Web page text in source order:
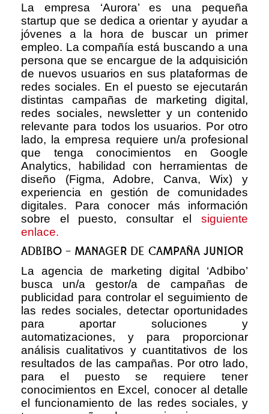
La empresa ‘Aurora’ es una pequeña
startup que se dedica a orientar y ayudar a
jóvenes a la hora de buscar un primer
empleo. La compañía está buscando a una
persona que se encargue de la adquisición
de nuevos usuarios en sus plataformas de
redes sociales. En el puesto se ejecutarán
distintas campañas de marketing digital,
redes sociales, newsletter y un contenido
relevante para todos los usuarios. Por otro
lado, la empresa requiere un/a profesional
que tenga conocimientos en Google
Analytics, habilidad con herramientas de
diseño (Figma, Adobre, Canva, Wix) y
experiencia en gestión de comunidades
digitales. Para conocer más información
sobre el puesto, consultar el siguiente
enlace.
ADBIBO – MANAGER DE CAMPAÑA JUNIOR
La agencia de marketing digital ‘Adbibo’
busca un/a gestor/a de campañas de
publicidad para controlar el seguimiento de
las redes sociales, detectar oportunidades
para aportar soluciones y
automatizaciones, y para proporcionar
análisis cualitativos y cuantitativos de los
resultados de las campañas. Por otro lado,
para el puesto se requiere tener
conocimientos en Excel, conocer al detalle
el funcionamiento de las redes sociales, y